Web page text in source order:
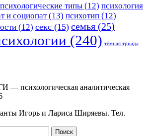
психологические типы (12) психология
и социопат(13) психотип (12)
(12) секс (15) семья (25)
(240) тёмная триада
аналитическая
Игорь и Лариса Ширяевы. Тел.